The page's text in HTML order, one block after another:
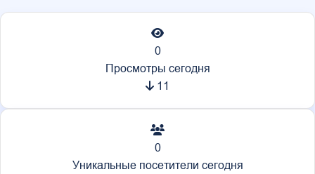
0
Просмотры сегодня
11
0
Уникальные посетители сегодня